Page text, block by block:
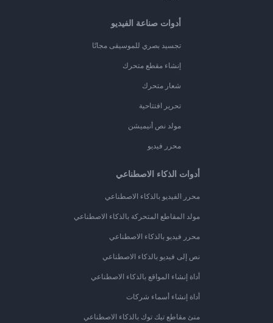
أدوات صناعة الفيديو
تجسيد بصري للموسيقى مجانًا
إنشاء مقطع متحرك
شعار متحرك
تحرير افتتاحية
مولد نص أنيميشن
محرر فيديو
أدوات الذكاء الاصطناعي
محرر الفيديو بالذكاء الاصطناعي
مولد المقاطع المتحركة بالذكاء الاصطناعي
محرر فيديو بالذكاء الاصطناعي
نص إلى فيديو بالذكاء الاصطناعي
أداة إنشاء المواقع بالذكاء الاصطناعي
أداة إنشاء أسماء شركات
منئ مقاطع تيك توك بالذكاء الاصطناعي